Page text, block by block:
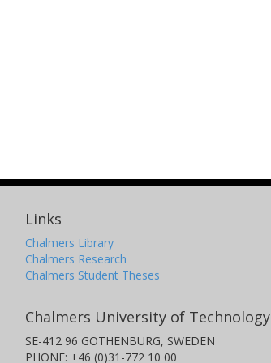
Links
Chalmers Library
Chalmers Research
Chalmers Student Theses
Chalmers University of Technology
SE-412 96 GOTHENBURG, SWEDEN
PHONE: +46 (0)31-772 10 00